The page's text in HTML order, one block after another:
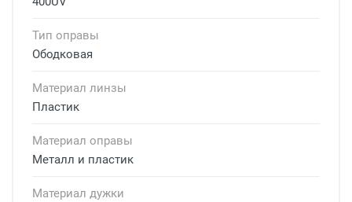
Тип оправы
Ободковая
Материал линзы
Пластик
Материал оправы
Металл и пластик
Материал дужки